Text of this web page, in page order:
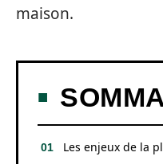
maison.
Les enjeux de la